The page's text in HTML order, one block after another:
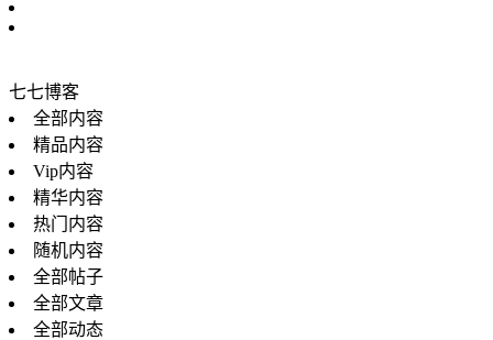
七七博客
全部内容
精品内容
Vip内容
精华内容
热门内容
随机内容
全部帖子
全部文章
全部动态